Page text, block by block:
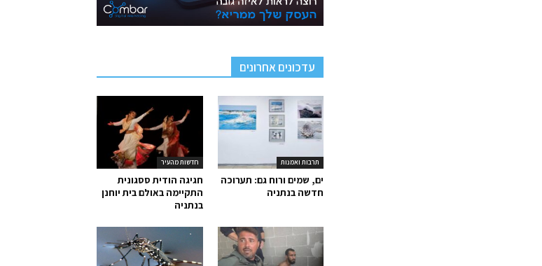
עדכונים אחרונים
חדשות מהעיר
חגיגה הודית ססגונית
התקיימה באולם בית יוחנן
בנתניה
תרבות ואמנות
ים, שמים ורוח גם: תערוכה
חדשה בנתניה